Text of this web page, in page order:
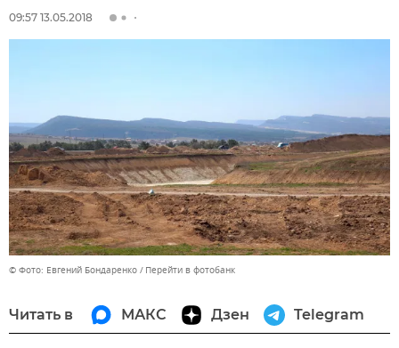
09:57 13.05.2018
© Фото: Евгений Бондаренко Перейти в фотобанк
Читать в МАКС Дзен Telegram